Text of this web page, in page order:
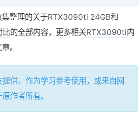
集整理的关于RTX3090ti 24GB和
比的全部内容，更多相关RTX3090ti内
。
供，作为学习参考使用，或来自网
作者所有。